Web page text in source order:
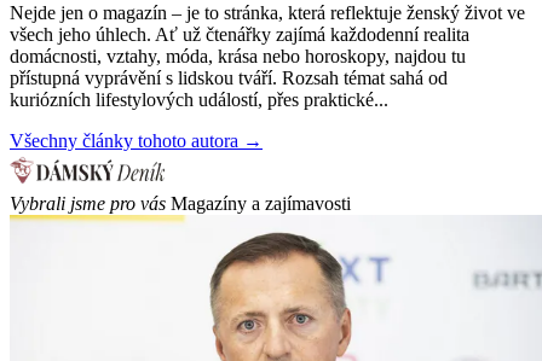
Nejde jen o magazín – je to stránka, která reflektuje ženský život ve
všech jeho úhlech. Ať už čtenářky zajímá každodenní realita
domácnosti, vztahy, móda, krása nebo horoskopy, najdou tu
přístupná vyprávění s lidskou tváří. Rozsah témat sahá od
kuriózních lifestylových událostí, přes praktické...
Všechny články tohoto autora →
Vybrali jsme pro vás Magazíny a zajímavosti